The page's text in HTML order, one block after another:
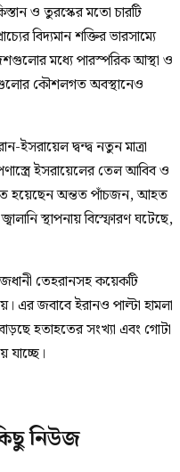
ও তুরস্কের মতো চারটি
বিদ্যমান শক্তির ভারসাম্যে
মধ্যে পারস্পরিক আস্থা ও
কৌশলগত অবস্থানেও
দ্বন্দ্ব নতুন মাত্রা
ইসরায়েলের তেল আবিব ও
হয়েছেন অন্তত পাঁচজন, আহত
স্থাপনায় বিস্ফোরণ ঘটেছে,
তেহরানসহ কয়েকটি
এর জবাবে ইরানও পাল্টা হামলা
হতাহতের সংখ্যা এবং গোটা
যাচ্ছে।
নিউজ